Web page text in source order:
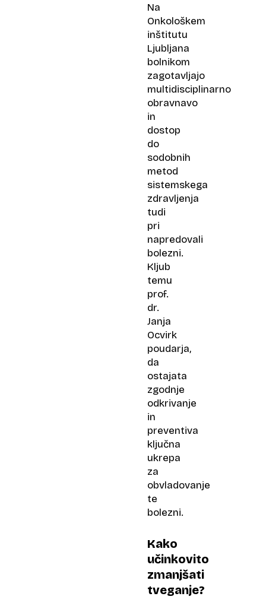
Na
Onkološkem
inštitutu
Ljubljana
bolnikom
zagotavljajo
multidisciplinarno
obravnavo
in
dostop
do
sodobnih
metod
sistemskega
zdravljenja
tudi
pri
napredovali
bolezni.
Kljub
temu
prof.
dr.
Janja
Ocvirk
poudarja,
da
ostajata
zgodnje
odkrivanje
in
preventiva
ključna
ukrepa
za
obvladovanje
te
bolezni.
Kako
učinkovito
zmanjšati
tveganje?